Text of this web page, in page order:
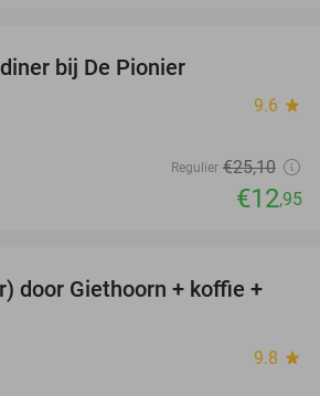
bij De Pionier
9.6 star
Regulier €25,10
€12,95
46%
door Giethoorn + koffie +
9.8 star